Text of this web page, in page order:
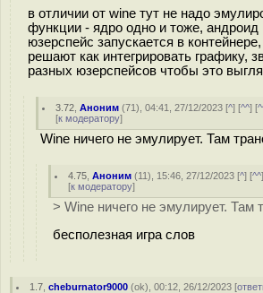
в отличии от wine тут не надо
функции - ядро одно и тоже,
юзерспейс запускается в
решают как интегрировать графику,
разных юзерспейсов чтобы это
3.72 ,Аноним (71), 04:41, 27/12/2023 [^] [^^] [
[к модератору]
Wine ничего не эмулирует. Там
4.75 ,Аноним (11), 15:46, 27/12/2023 [^] [^^
[к модератору]
> Wine ничего не эмулирует. Там
бесполезная игра слов
1.7 ,cheburnator9000 (ok), 00:12, 26/12/2023 [